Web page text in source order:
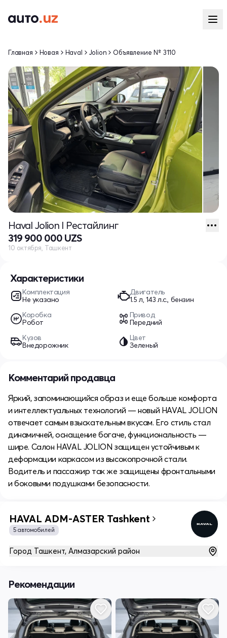
Характеристики
Комплектация
Не указано
Двигатель
1.5 л, 143 л.с., бензин
Коробка
Робот
Привод
Передний
Кузов
Внедорожник
Цвет
Зеленый
Главная Новая Haval Jolion Объявление № 3110
Haval Jolion I Рестайлинг
319 900 000 UZS
10 октября, Ташкент
Комментарий продавца
Яркий, запоминающийся образ и еще больше комфорта
и интеллектуальных технологий — новый HAVAL JOLION
отвечает самым взыскательным вкусам. Его стиль стал
динамичней, оснащение богаче, функциональность —
шире. Салон HAVAL JOLION защищен устойчивым к
деформации каркасом из высокопрочной стали.
Водитель и пассажир так же защищены фронтальными
и боковыми подушками безопасности.
HAVAL ADM-ASTER Tashkent
5 автомобилей
Город Ташкент, Алмазарский район
Рекомендации